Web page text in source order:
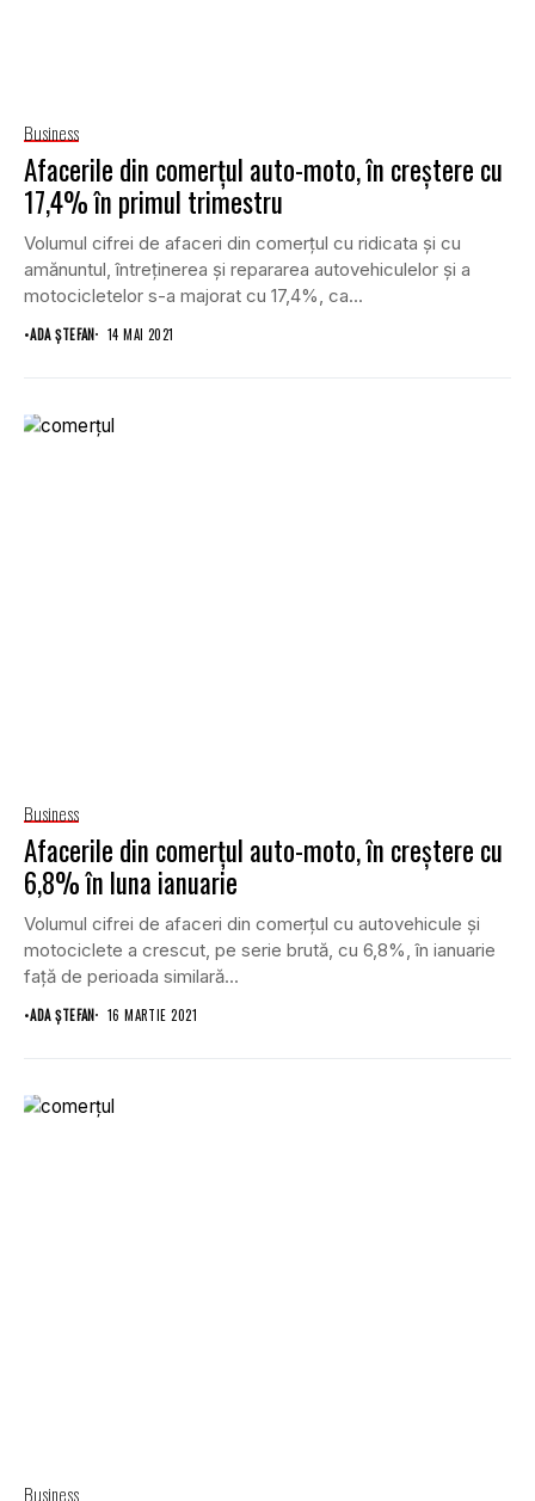
Business
Afacerile din comerțul auto-moto, în creștere cu
17,4% în primul trimestru
Volumul cifrei de afaceri din comerțul cu ridicata şi cu
amănuntul, întreținerea şi repararea autovehiculelor şi a
motocicletelor s-a majorat cu 17,4%, ca...
•ADA ȘTEFAN 14 MAI 2021
Business
Afacerile din comerţul auto-moto, în creștere cu
6,8% în luna ianuarie
Volumul cifrei de afaceri din comerţul cu autovehicule şi
motociclete a crescut, pe serie brută, cu 6,8%, în ianuarie
faţă de perioada similară...
•ADA ȘTEFAN 16 MARTIE 2021
Business